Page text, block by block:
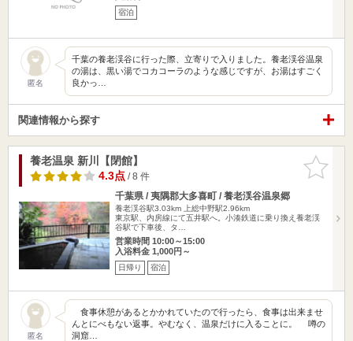
宿泊
匿名
千葉の養老渓谷に行った際、立寄りで入りました。養老渓谷温泉
の湯は、黒い湯でコカコーラのような感じですが、お湯はすごく
良かっ…
関連情報から探す
お気に入
りに追加
養老温泉 新川【閉館】
4.3点/ 8 件
千葉県 / 夷隅郡大多喜町 / 養老渓谷温泉郷
養老渓谷駅3.03km
上総中野駅2.96km
東京駅、内房線にて五井駅へ。小湊鉄道に乗り換え養老渓
谷駅で下車後、タ…
営業時間 10:00～15:00
入浴料金 1,000円～
日帰り 宿泊
匿名
食事休憩があるとかかれていたので行ったら、食事は出来ませ
んとにべもない返事。やむなく、温泉だけに入ることに。 噂の
洞窟…